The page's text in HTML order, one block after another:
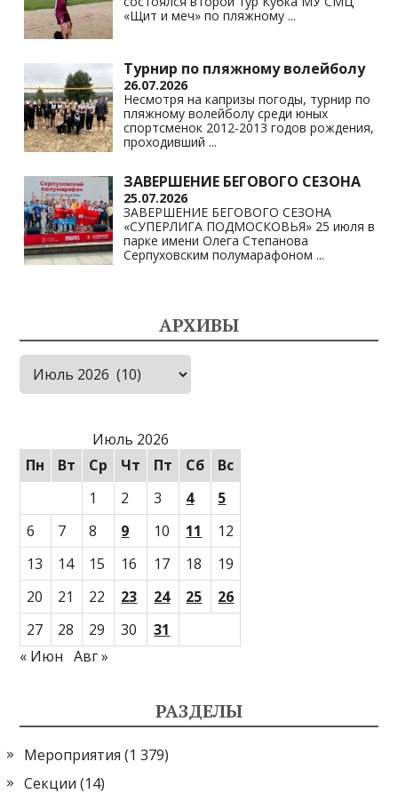
«Щит и меч» по пляжному ...
Турнир по пляжному волейболу
26.07.2026
Несмотря на капризы погоды, турнир по
пляжному волейболу среди юных
спортсменок 2012-2013 годов рождения,
проходивший ...
ЗАВЕРШЕНИЕ БЕГОВОГО СЕЗОНА
25.07.2026
ЗАВЕРШЕНИЕ БЕГОВОГО СЕЗОНА
«СУПЕРЛИГА ПОДМОСКОВЬЯ» 25 июля в
парке имени Олега Степанова
Серпуховским полумарафоном ...
АРХИВЫ
Архивы
Июль 2026
Пн
Вт Ср Чт Пт Сб
Вс
1
2 3 4
5
6
7 8 9 10 11
12
13
14 15 16 17 18
19
20
21 22 23 24 25
26
27
28 29 30
31
« Июн
Авг »
РАЗДЕЛЫ
Мероприятия (1 379)
Секции (14)